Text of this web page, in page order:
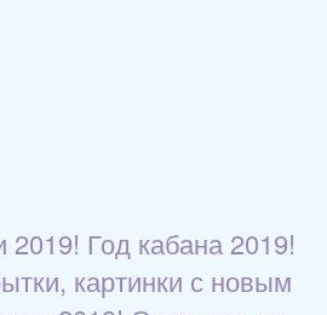
2019! Год кабана 2019!
картинки с новым